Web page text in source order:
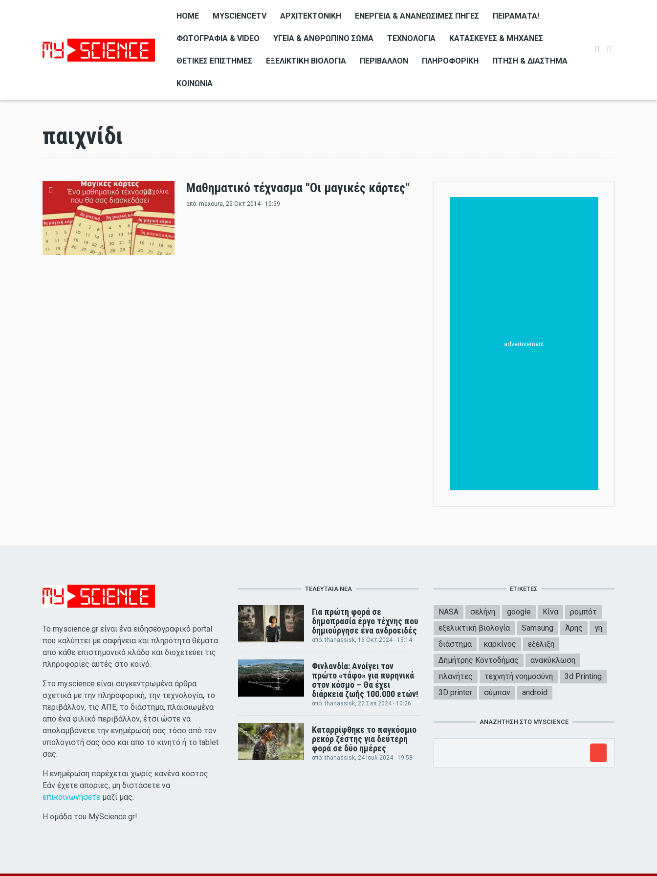
HOME MYSCIENCETV ΑΡΧΙΤΕΚΤΟΝΙΚΉ ΕΝΈΡΓΕΙΑ & ΑΝΑΝΕΏΣΙΜΕΣ ΠΗΓΈΣ ΠΕΙΡΆΜΑΤΑ!
ΦΩΤΟΓΡΑΦΊΑ & VIDEO ΥΓΕΊΑ & ΑΝΘΡΏΠΙΝΟ ΣΏΜΑ ΤΕΧΝΟΛΟΓΊΑ ΚΑΤΑΣΚΕΥΈΣ & ΜΗΧΑΝΈΣ
ΘΕΤΙΚΈΣ ΕΠΙΣΤΉΜΕΣ ΕΞΕΛΙΚΤΙΚΉ ΒΙΟΛΟΓΊΑ ΠΕΡΙΒΆΛΛΟΝ ΠΛΗΡΟΦΟΡΙΚΉ ΠΤΉΣΗ & ΔΙΆΣΤΗΜΑ
ΚΟΙΝΩΝΊΑ
παιχνίδι
0 Σχόλια Μαθηματικό τέχνασμα "Οι μαγικές κάρτες"
από: maxoura , 25 Οκτ 2014 - 10:59
advertisement
Το myscience.gr είναι ένα ειδησεογραφικό portal
που καλύπτει με σαφήνεια και πληρότητα θέματα
από κάθε επιστημονικό κλάδο και διοχετεύει τις
πληροφορίες αυτές στο κοινό.
Στο myscience είναι συγκεντρωμένα άρθρα
σχετικά με την πληροφορική, την τεχνολογία, το
περιβάλλον, τις ΑΠΕ, το διάστημα, πλαισιωμένα
από ένα φιλικό περιβάλλον, έτσι ώστε να
απολαμβάνετε την ενημέρωσή σας τόσο από τον
υπολογιστή σας όσο και από το κινητό ή το tablet
σας.
Η ενημέρωση παρέχεται χωρίς κανένα κόστος.
Εάν έχετε απορίες, μη διστάσετε να
επικοινωνήσετε μαζί μας.
Η ομάδα του MyScience.gr!
ΤΕΛΕΥΤΑΊΑ ΝΈΑ
Για πρώτη φορά σε
δημοπρασία έργο τέχνης που
δημιούργησε ένα ανδροειδές
από:thanassisk, 16 Οκτ 2024 - 13:14
Φινλανδία: Ανοίγει τον
πρώτο «τάφο» για πυρηνικά
στον κόσμο – Θα έχει
διάρκεια ζωής 100.000 ετών!
από:thanassisk, 22 Σεπ 2024 - 10:26
Καταρρίφθηκε το παγκόσμιο
ρεκόρ ζέστης για δεύτερη
φορά σε δύο ημέρες
από:thanassisk, 24 Ιουλ 2024 - 19:58
ΕΤΙΚΈΤΕΣ
NASA σελήνη google Κίνα
ρομπότ
εξελικτική βιολογία
Samsung Άρης
γη
διάστημα
καρκίνος
εξέλιξη
Δημήτρης Κοντοδήμας
ανακύκλωση
πλανήτες
τεχνητή νοημοσύνη
3d Printing
3D printer
σύμπαν android
ΑΝΑΖΉΤΗΣΗ ΣΤΟ MYSCIENCE